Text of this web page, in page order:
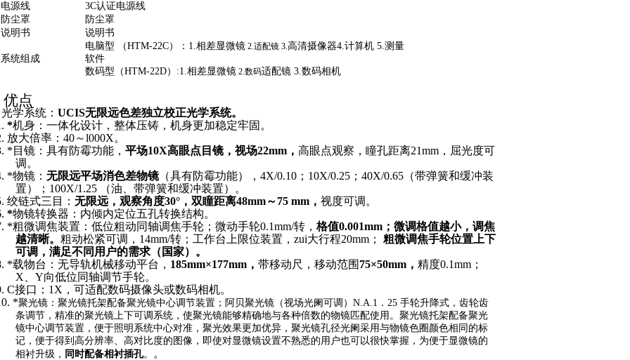
电源线
3C认证电源线
防尘罩
防尘罩
说明书
说明书
系统组成
电脑型 （HTM-22C） ： 1.相差显微镜 2.适配镜3.高清摄像器4.计算机5.测量
软件
数码型（HTM-22D） :1.相差显微镜 2.数码适配镜 3.数码相机
优点
光学系统： UCIS无限远色差独立校正光学系统。
*机身：一体化设计，整体压铸，机身更加稳定牢固。
放大倍率：40～l000X。
*目镜：具有防霉功能， 平场10X高眼点目镜，视场22mm， 高眼点观察，瞳孔距离21mm，屈光度可
调。
*物镜： 无限远平场消色差物镜（具有防霉功能），4X/0.10；10X/0.25；40X/0.65（带弹簧和缓冲装
置）；100X/1.25 （油、带弹簧和缓冲装置）。
绞链式三目： 无限远，观察角度30°，双瞳距离48mm～75 mm， 视度可调。
*物镜转换器：内倾内定位五孔转换结构。
*粗微调焦装置：低位粗动同轴调焦手轮；微动手轮0.1mm/转， 格值0.001mm；微调格值越小，调焦
越清晰。 粗动松紧可调，14mm/转；工作台上限位装置，zui大行程20mm； 粗微调焦手轮位置上下
可调，满足不同用户的需求（国家）。
*载物台：无导轨机械移动平台， 185mm×177mm， 带移动尺，移动范围 75×50mm， 精度0.1mm；
X、Y向低位同轴调节手轮。
C接口：1X，可适配数码摄像头或数码相机。
*聚光镜：聚光镜托架配备聚光镜中心调节装置；阿贝聚光镜（视场光阑可调）N.A.1．25 手轮升降式，齿轮齿
条调节，精准的聚光镜上下可调系统，使聚光镜能够精确地与各种倍数的物镜匹配使用。聚光镜托架配备聚光
镜中心调节装置，便于照明系统中心对准，聚光效果更加优异，聚光镜孔径光阑采用与物镜色圈颜色相同的标
记，便于得到高分辨率、高对比度的图像，即使对显微镜设置不熟悉的用户也可以很快掌握，为便于显微镜的
相衬升级， 同时配备相衬插孔。
。